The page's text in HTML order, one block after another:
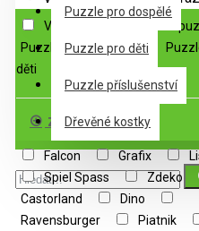
Puzzle pro dospělé
Puzzle pro děti
Puzzle příslušenství
Dřevěné kostky
Výprodej
3D & 4D
Puzzle pro dospělé
děti
Značka
Falcon Grafix
Spiel Spass
Zdeko
Castorland
Dino
Ravensburger
Piatnik